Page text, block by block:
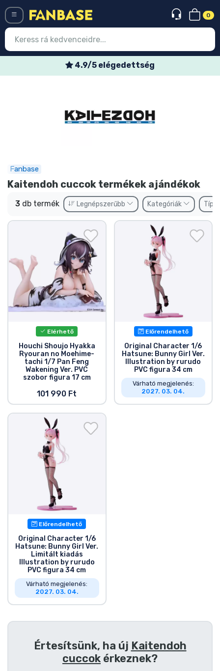
0
4.9/5 elégedettség
Fanbase
Kaitendoh cuccok termékek ajándékok
3 db termék Legnépszerűbb Kategóriák
Elérhető
Houchi Shoujo Hyakka
Ryouran no Moehime-
tachi 1/7 Pan Feng
Wakening Ver. PVC
szobor figura 17 cm
101 990 Ft
Előrendelhető
Original Character 1/6
Hatsune: Bunny Girl Ver.
Illustration by rurudo
PVC figura 34 cm
Várható megjelenés:
2027. 03. 04.
Előrendelhető
Original Character 1/6
Hatsune: Bunny Girl Ver.
Limitált kiadás
Illustration by rurudo
PVC figura 34 cm
Várható megjelenés:
2027. 03. 04.
Értesítsünk, ha új Kaitendoh
cuccok érkeznek?
Legújabb cuccok
Előrendelhető cuccok
Outlet cuccok
Ajándékkártya
Szállítás és fizetés
Sorozatos cuccok
Filmes cuccok
Mesés cuccok
Animés cuccok
Gamer cuccok
Sportos cuccok
Zenés cuccok
Terméktípusok
Márkák